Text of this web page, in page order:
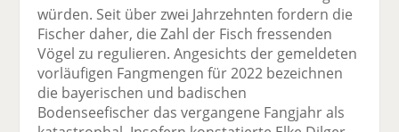
würden. Seit über zwei Jahrzehnten fordern die
Fischer daher, die Zahl der Fisch fressenden
Vögel zu regulieren. Angesichts der gemeldeten
vorläufigen Fangmengen für 2022 bezeichnen
die bayerischen und badischen
Bodenseefischer das vergangene Fangjahr als